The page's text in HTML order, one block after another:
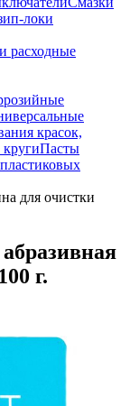
локи
расходные
красок,
Пасты
для очистки
г.